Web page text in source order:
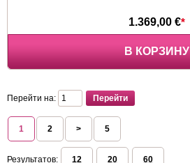
1.369,00 €*
В КОРЗИНУ
Перейти на:
1 2 > 5
Результатов: 12 20 60